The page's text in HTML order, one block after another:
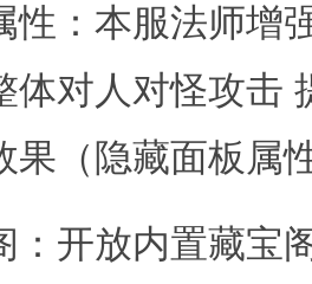
性：本服法师增
体对人对怪攻击
果（隐藏面板属
：开放内置藏宝